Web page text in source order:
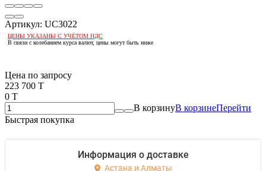
Артикул: UC3022
ЦЕНЫ УКАЗАНЫ С УЧЁТОМ НДС
В связи с колебанием курса валют, цены могут быть ниже
Цена по запросу
223 700 T
0 T
В корзинуВ корзинеПерейти
Быстрая покупка
Информация о доставке
Астана и Алматы